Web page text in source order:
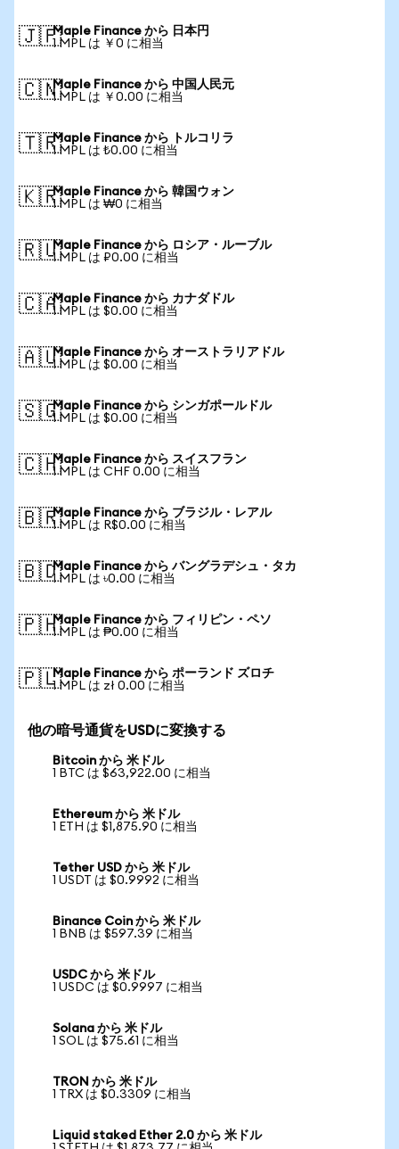
🇯🇵Maple Finance から 日本円
1 MPL は ￥0 に相当
🇨🇳Maple Finance から 中国人民元
1 MPL は ￥0.00 に相当
🇹🇷Maple Finance から トルコリラ
1 MPL は ₺0.00 に相当
🇰🇷Maple Finance から 韓国ウォン
1 MPL は ₩0 に相当
🇷🇺Maple Finance から ロシア・ルーブル
1 MPL は ₽0.00 に相当
🇨🇦Maple Finance から カナダドル
1 MPL は $0.00 に相当
🇦🇺Maple Finance から オーストラリアドル
1 MPL は $0.00 に相当
🇸🇬Maple Finance から シンガポールドル
1 MPL は $0.00 に相当
🇨🇭Maple Finance から スイスフラン
1 MPL は CHF 0.00 に相当
🇧🇷Maple Finance から ブラジル・レアル
1 MPL は R$0.00 に相当
🇧🇩Maple Finance から バングラデシュ・タカ
1 MPL は ৳0.00 に相当
🇵🇭Maple Finance から フィリピン・ペソ
1 MPL は ₱0.00 に相当
🇵🇱Maple Finance から ポーランド ズロチ
1 MPL は zł 0.00 に相当
他の暗号通貨をUSDに変換する
Bitcoin から 米ドル
1 BTC は $63,922.00 に相当
Ethereum から 米ドル
1 ETH は $1,875.90 に相当
Tether USD から 米ドル
1 USDT は $0.9992 に相当
Binance Coin から 米ドル
1 BNB は $597.39 に相当
USDC から 米ドル
1 USDC は $0.9997 に相当
Solana から 米ドル
1 SOL は $75.61 に相当
TRON から 米ドル
1 TRX は $0.3309 に相当
Liquid staked Ether 2.0 から 米ドル